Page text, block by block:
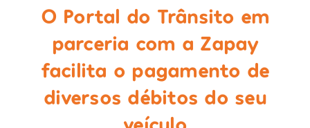
O Portal do Trânsito em
parceria com a Zapay
facilita o pagamento de
diversos débitos do seu